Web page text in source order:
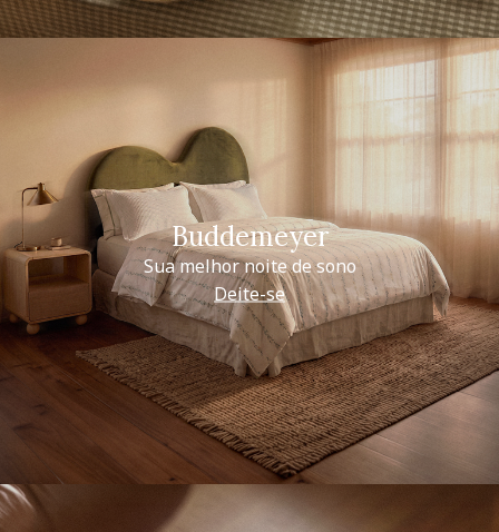
Buddemeyer
Sua melhor noite de sono
Deite-se